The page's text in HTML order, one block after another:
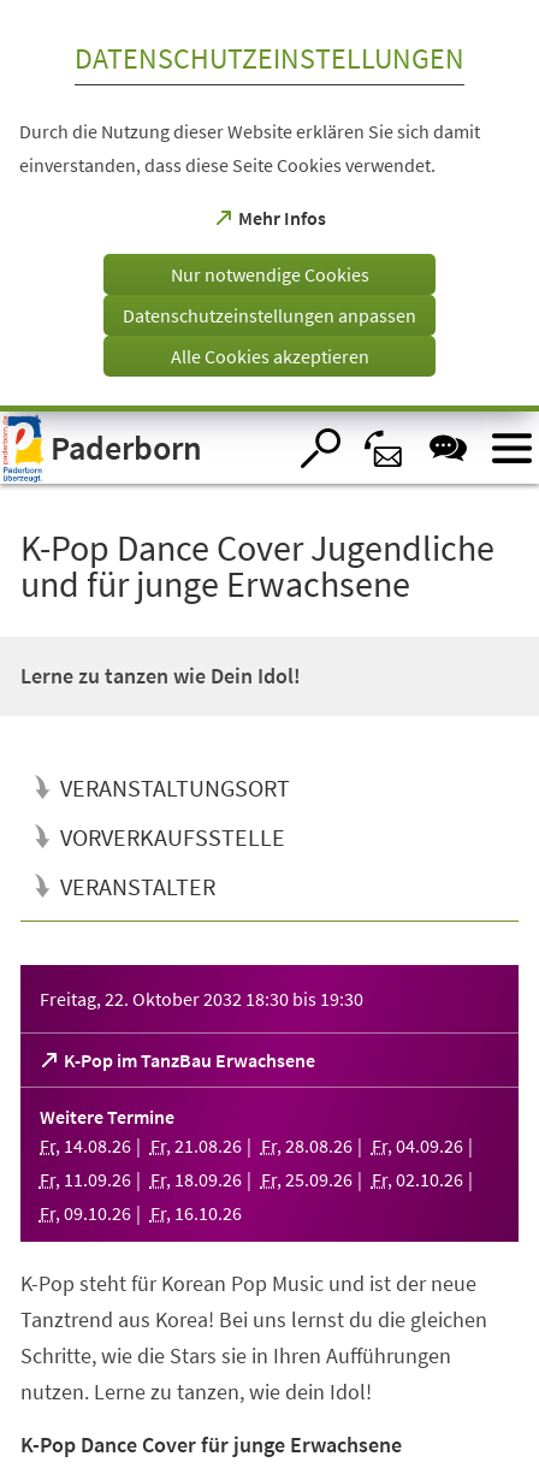
Visuelle
Assistenzsoftware
öffnen.
DATENSCHUTZEINSTELLUNGEN
Durch die Nutzung dieser Website erklären Sie sich damit
einverstanden, dass diese Seite Cookies verwendet.
Mehr Infos
(Öffnet
einem
Tab)
Nur notwendige Cookies
Datenschutzeinstellungen anpassen
Alle Cookies akzeptieren
Paderborn
K-Pop Dance Cover Jugendliche
und für junge Erwachsene
Lerne zu tanzen wie Dein Idol!
VERANSTALTUNGSORT
VORVERKAUFSSTELLE
VERANSTALTER
Freitag, 22. Oktober 2032 18:30 bis 19:30
K-Pop im TanzBau Erwachsene
(Öffnet
in
einem
neuen
Tab)
Weitere Termine
Fr, 14.08.26 Fr, 21 .08.26 Fr, 28.08.26 Fr, 04.09.26
Fr, 11 .09.26 Fr, 18.09.26 Fr, 25.09.26 Fr, 02.10.26
Fr, 09.10.26 Fr, 16.10.26
K-Pop steht für Korean Pop Music und ist der neue
Tanztrend aus Korea! Bei uns lernst du die gleichen
Schritte, wie die Stars sie in Ihren Aufführungen
nutzen. Lerne zu tanzen, wie dein Idol!
K-Pop Dance Cover für junge Erwachsene